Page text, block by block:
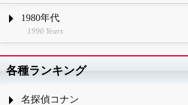
1980年代
1990 Years
各種ランキング
名探偵コナン